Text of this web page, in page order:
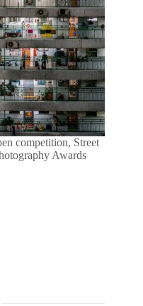
competition, Street
Awards